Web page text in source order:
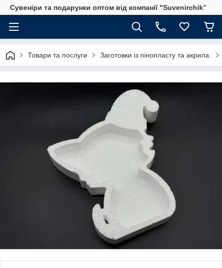
Сувеніри та подарунки оптом від компанії "Suvenirchik"
Товари та послуги Заготовки із пінопласту та акрила.